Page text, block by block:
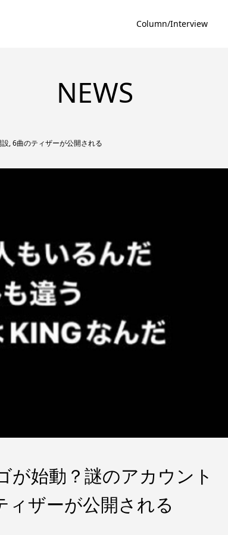
Column/Interview
NEWS
, 6曲のティザーが公開される
が始動？謎のアカウント
ィザーが公開される